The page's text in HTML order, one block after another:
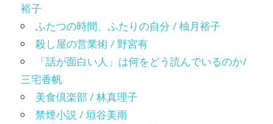
裕子
ふたつの時間、ふたりの自分 / 柚月裕子
殺し屋の営業術 / 野宮有
「話が面白い人」は何をどう読んでいるのか/
三宅香帆
美食倶楽部 / 林真理子
禁煙小説 / 垣谷美雨